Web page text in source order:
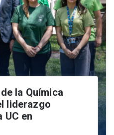
la Química
liderazgo
UC en